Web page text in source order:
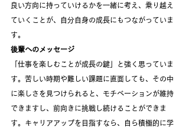
良い方向に持っていけるかを一緒に考え、乗り越え
ていくことが、自分自身の成長にもつながっていま
す。
後輩へのメッセージ
「仕事を楽しむことが成長の鍵」と強く思っていま
す。苦しい時期や難しい課題に直面しても、その中
に楽しさを見つけられると、モチベーションが維持
できますし、前向きに挑戦し続けることができま
す。キャリアアップを目指すなら、自ら積極的に学